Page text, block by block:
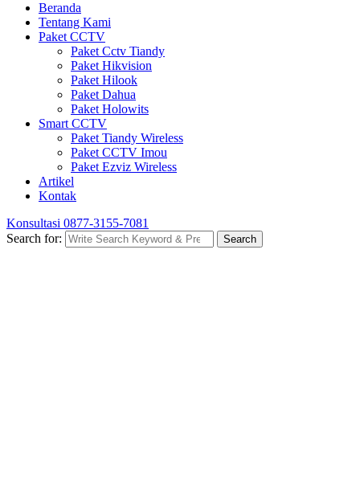
Beranda
Tentang Kami
Paket CCTV
Paket Cctv Tiandy
Paket Hikvision
Paket Hilook
Paket Dahua
Paket Holowits
Smart CCTV
Paket Tiandy Wireless
Paket CCTV Imou
Paket Ezviz Wireless
Artikel
Kontak
Konsultasi 0877-3155-7081
Search for:
Search